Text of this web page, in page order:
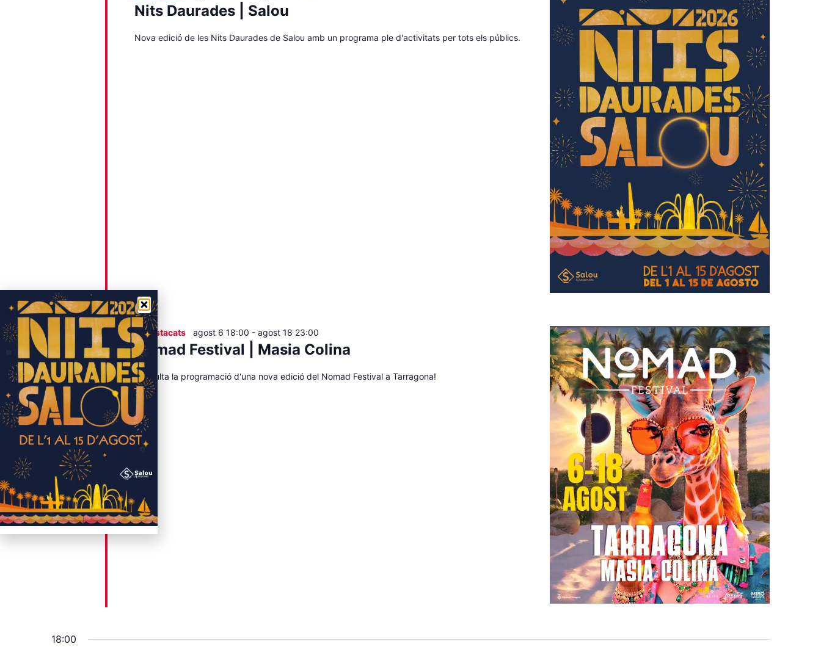
Nits Daurades | Salou
Nova edició de les Nits Daurades de Salou amb un programa ple d'activitats per tots els públics.
Nomad Festival | Masia Colina
Destacats agost 6 18:00 - agost 18 23:00
Consulta la programació d'una nova edició del Nomad Festival a Tarragona!
18:00